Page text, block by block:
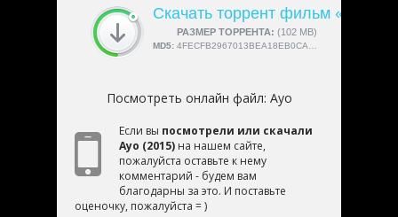
Скачать торрент фильм «Ayo»
РАЗМЕР ТОРРЕНТА: (102 MB)
СКАЧАЛИ:4189
MD5: 4FECFB2967013BEA18EB0CA9AC35C80A
Посмотреть онлайн файл: Ayo
Если вы посмотрели или скачали
Ayo (2015) на нашем сайте,
пожалуйста оставьте к нему
комментарий - будем вам
благодарны за это. И поставьте
оценочку, пожалуйста = )